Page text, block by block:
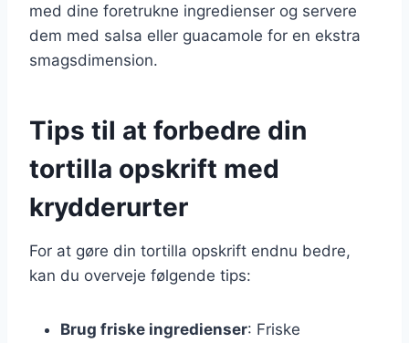
med dine foretrukne ingredienser og servere
dem med salsa eller guacamole for en ekstra
smagsdimension.
Tips til at forbedre din
tortilla opskrift med
krydderurter
For at gøre din tortilla opskrift endnu bedre,
kan du overveje følgende tips:
Brug friske ingredienser: Friske